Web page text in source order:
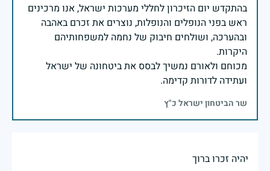
בהתקדש יום הזיכרון לחללי מערכות ישראל, אנו מרכינים
ראש בפני הנופלים והנופלות, נוצרים את זכרם באהבה
ובהערכה, ושולחים חיבוק של נחמה למשפחותיהם
מכוחם ולאורם נמשיך לבסס את ביטחונה של ישראל
ועתידה לדורות קדימה.
שר הביטחון ישראל כ"ץ
יהיה זכרו ברוך